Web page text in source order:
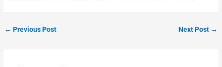
← Previous Post Next Post →